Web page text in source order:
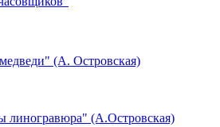
(А. Островская)
линогравюра" (А.Островская)